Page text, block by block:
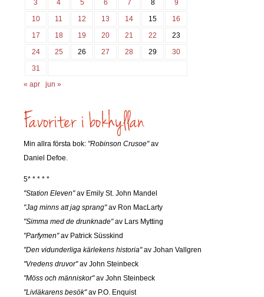
3
4 5 6 7 8
9
10
11 12 13 14 15
16
17
18 19 20 21 22
23
24
25 26 27 28 29
30
31
« apr
jun »
Min allra första bok: "Robinson Crusoe"av
Daniel Defoe.
5* * * * *
"Station Eleven"av Emily St. John Mandel
"Jag minns att jag sprang"av Ron MacLarty
"Simma med de drunknade"av Lars Mytting
"Parfymen"av Patrick Süsskind
"Den vidunderliga kärlekens historia"av Johan Vallgren
"Vredens druvor"av John Steinbeck
"Möss och människor"av John Steinbeck
"Livläkarens besök"av P.O. Enquist